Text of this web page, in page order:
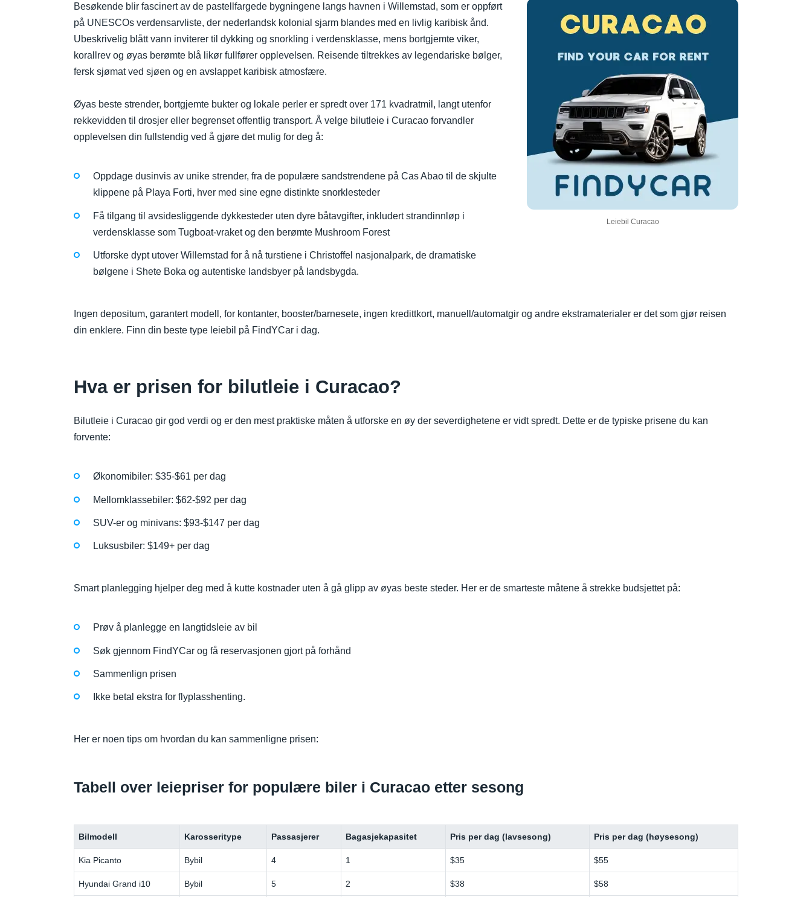
Leiebil Curacao
Besøkende blir fascinert av de pastellfargede bygningene langs havnen i Willemstad, som er oppført
på UNESCOs verdensarvliste, der nederlandsk kolonial sjarm blandes med en livlig karibisk ånd.
Ubeskrivelig blått vann inviterer til dykking og snorkling i verdensklasse, mens bortgjemte viker,
korallrev og øyas berømte blå likør fullfører opplevelsen. Reisende tiltrekkes av legendariske bølger,
fersk sjømat ved sjøen og en avslappet karibisk atmosfære.
Øyas beste strender, bortgjemte bukter og lokale perler er spredt over 171 kvadratmil, langt utenfor
rekkevidden til drosjer eller begrenset offentlig transport. Å velge bilutleie i Curacao forvandler
opplevelsen din fullstendig ved å gjøre det mulig for deg å:
Oppdage dusinvis av unike strender, fra de populære sandstrendene på Cas Abao til de skjulte
klippene på Playa Forti, hver med sine egne distinkte snorklesteder
Få tilgang til avsidesliggende dykkesteder uten dyre båtavgifter, inkludert strandinnløp i
verdensklasse som Tugboat-vraket og den berømte Mushroom Forest
Utforske dypt utover Willemstad for å nå turstiene i Christoffel nasjonalpark, de dramatiske
bølgene i Shete Boka og autentiske landsbyer på landsbygda.
Ingen depositum, garantert modell, for kontanter, booster/barnesete, ingen kredittkort, manuell/automatgir og andre ekstramaterialer er det som gjør reisen
din enklere. Finn din beste type leiebil på FindYCar i dag.
Hva er prisen for bilutleie i Curacao?
Bilutleie i Curacao gir god verdi og er den mest praktiske måten å utforske en øy der severdighetene er vidt spredt. Dette er de typiske prisene du kan
forvente:
Økonomibiler: $35-$61 per dag
Mellomklassebiler: $62-$92 per dag
SUV-er og minivans: $93-$147 per dag
Luksusbiler: $149+ per dag
Smart planlegging hjelper deg med å kutte kostnader uten å gå glipp av øyas beste steder. Her er de smarteste måtene å strekke budsjettet på:
Prøv å planlegge en langtidsleie av bil
Søk gjennom FindYCar og få reservasjonen gjort på forhånd
Sammenlign prisen
Ikke betal ekstra for flyplasshenting.
Her er noen tips om hvordan du kan sammenligne prisen:
Tabell over leiepriser for populære biler i Curacao etter sesong
Bilmodell Karosseritype Passasjerer Bagasjekapasitet Pris per dag (lavsesong) Pris per dag (høysesong)
Kia Picanto Bybil 4 1 $35 $55
Hyundai Grand i10 Bybil 5 2 $38 $58